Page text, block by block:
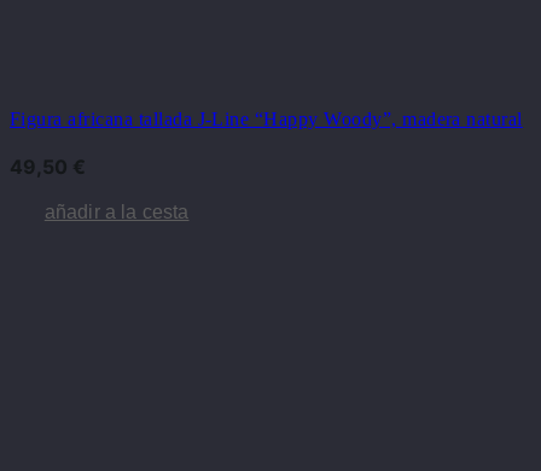
Figura africana tallada J-Line “Happy Woody”, madera natural
49,50 €
añadir a la cesta